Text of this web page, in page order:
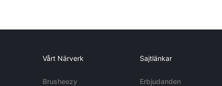
Vårt Närverk
Brusheezy
Sajtlänkar
Erbjudanden